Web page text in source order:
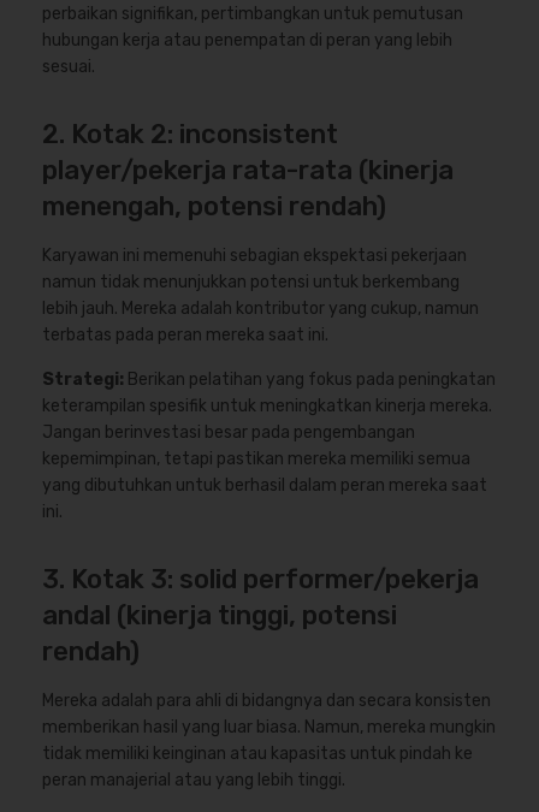
perbaikan signifikan, pertimbangkan untuk pemutusan
hubungan kerja atau penempatan di peran yang lebih
sesuai.
2. Kotak 2: inconsistent
player/pekerja rata-rata (kinerja
menengah, potensi rendah)
Karyawan ini memenuhi sebagian ekspektasi pekerjaan
namun tidak menunjukkan potensi untuk berkembang
lebih jauh. Mereka adalah kontributor yang cukup, namun
terbatas pada peran mereka saat ini.
Strategi: Berikan pelatihan yang fokus pada peningkatan
keterampilan spesifik untuk meningkatkan kinerja mereka.
Jangan berinvestasi besar pada pengembangan
kepemimpinan, tetapi pastikan mereka memiliki semua
yang dibutuhkan untuk berhasil dalam peran mereka saat
ini.
3. Kotak 3: solid performer/pekerja
andal (kinerja tinggi, potensi
rendah)
Mereka adalah para ahli di bidangnya dan secara konsisten
memberikan hasil yang luar biasa. Namun, mereka mungkin
tidak memiliki keinginan atau kapasitas untuk pindah ke
peran manajerial atau yang lebih tinggi.